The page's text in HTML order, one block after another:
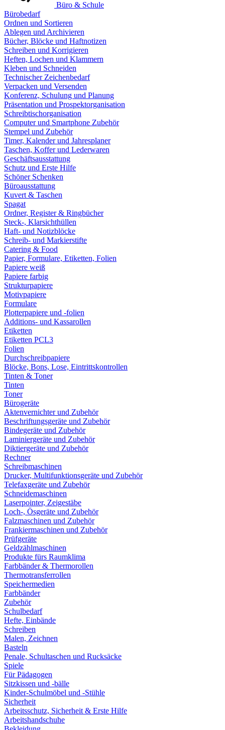
Büro & Schule
Bürobedarf
Ordnen und Sortieren
Ablegen und Archivieren
Bücher, Blöcke und Haftnotizen
Schreiben und Korrigieren
Heften, Lochen und Klammern
Kleben und Schneiden
Technischer Zeichenbedarf
Verpacken und Versenden
Konferenz, Schulung und Planung
Präsentation und Prospektorganisation
Schreibtischorganisation
Computer und Smartphone Zubehör
Stempel und Zubehör
Timer, Kalender und Jahresplaner
Taschen, Koffer und Lederwaren
Geschäftsausstattung
Schutz und Erste Hilfe
Schöner Schenken
Büroausstattung
Kuvert & Taschen
Spagat
Ordner, Register & Ringbücher
Steck-, Klarsichthüllen
Haft- und Notizblöcke
Schreib- und Markierstifte
Catering & Food
Papier, Formulare, Etiketten, Folien
Papiere weiß
Papiere farbig
Strukturpapiere
Motivpapiere
Formulare
Plotterpapiere und -folien
Additions- und Kassarollen
Etiketten
Etiketten PCL3
Folien
Durchschreibpapiere
Blöcke, Bons, Lose, Eintrittskontrollen
Tinten & Toner
Tinten
Toner
Bürogeräte
Aktenvernichter und Zubehör
Beschriftungsgeräte und Zubehör
Bindegeräte und Zubehör
Laminiergeräte und Zubehör
Diktiergeräte und Zubehör
Rechner
Schreibmaschinen
Drucker, Multifunktionsgeräte und Zubehör
Telefaxgeräte und Zubehör
Schneidemaschinen
Laserpointer, Zeigestäbe
Loch-, Ösgeräte und Zubehör
Falzmaschinen und Zubehör
Frankiermaschinen und Zubehör
Prüfgeräte
Geldzählmaschinen
Produkte fürs Raumklima
Farbbänder & Thermorollen
Thermotransferrollen
Speichermedien
Farbbänder
Zubehör
Schulbedarf
Hefte, Einbände
Schreiben
Malen, Zeichnen
Basteln
Penale, Schultaschen und Rucksäcke
Spiele
Für Pädagogen
Sitzkissen und -bälle
Kinder-Schulmöbel und -Stühle
Sicherheit
Arbeitsschutz, Sicherheit & Erste Hilfe
Arbeitshandschuhe